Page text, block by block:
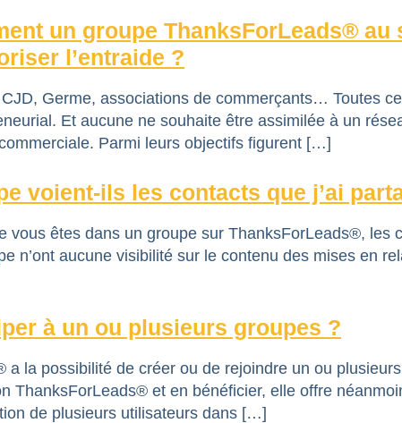
un groupe ThanksForLeads®
l’entraide ?
Germe, associations de commerçants… Toutes
Et aucune ne souhaite être assimilée à un
Parmi leurs objectifs figurent […]
voient-ils les contacts que j’ai
vous êtes dans un groupe sur ThanksForLeads®,
n’ont aucune visibilité sur le contenu des mises en
à un ou plusieurs groupes ?
a la possibilité de créer ou de rejoindre un ou
ThanksForLeads® et en bénéficier, elle offre
de plusieurs utilisateurs dans […]